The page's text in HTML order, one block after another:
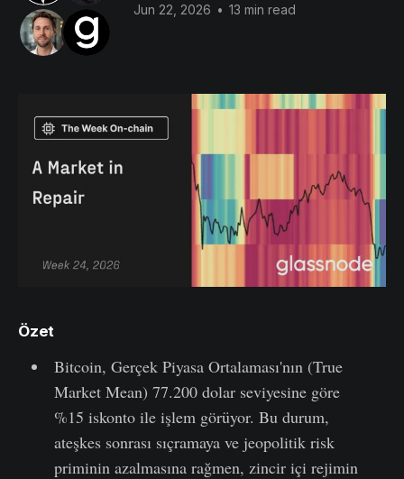
Jun 22, 2026 • 13 min read
Özet
Bitcoin, Gerçek Piyasa Ortalaması'nın (True
Market Mean) 77.200 dolar seviyesine göre
%15 iskonto ile işlem görüyor. Bu durum,
ateşkes sonrası sıçramaya ve jeopolitik risk
priminin azalmasına rağmen, zincir içi rejimin